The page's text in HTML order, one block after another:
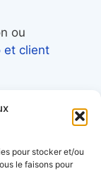
pour stocker et/ou
le faisons pour
ou
et client
et sa
pour